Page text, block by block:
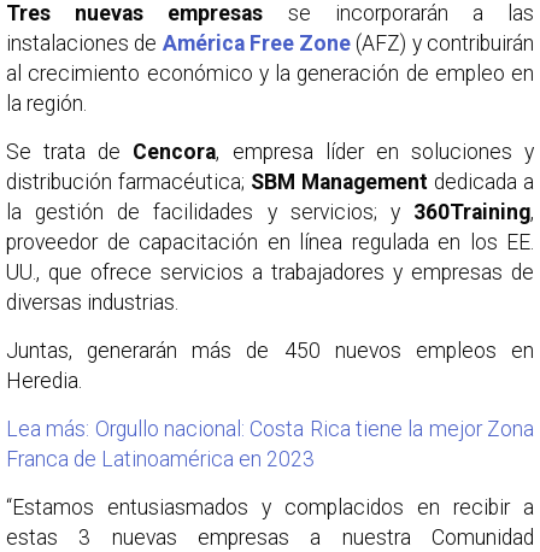
Tres nuevas empresas se incorporarán a las
instalaciones de América Free Zone (AFZ) y contribuirán
al crecimiento económico y la generación de empleo en
la región.
Se trata de Cencora, empresa líder en soluciones y
distribución farmacéutica; SBM Management dedicada a
la gestión de facilidades y servicios; y 360Training,
proveedor de capacitación en línea regulada en los EE.
UU., que ofrece servicios a trabajadores y empresas de
diversas industrias.
Juntas, generarán más de 450 nuevos empleos en
Heredia.
Lea más: Orgullo nacional: Costa Rica tiene la mejor Zona
Franca de Latinoamérica en 2023
“Estamos entusiasmados y complacidos en recibir a
estas 3 nuevas empresas a nuestra Comunidad